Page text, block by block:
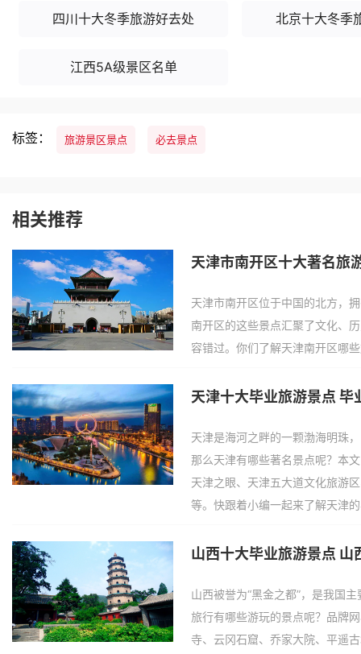
四川十大冬季旅游好去处 北京十大冬季
江西5A级景区名单
标签： 旅游景区景点 必去景点
相关推荐
天津市南开区十大著名旅
天津市南开区位于中国的北方，
南开区的这些景点汇聚了文化、
容错过。你们了解天津南开区哪
天津十大毕业旅游景点 毕
天津是海河之畔的一颗渤海明珠
那么天津有哪些著名景点呢？本
天津之眼、天津五大道文化旅游
等。快跟着小编一起来了解天津
山西十大毕业旅游景点 山
山西被誉为“黑金之都”，是我国
旅行有哪些游玩的景点呢？品牌
寺、云冈石窟、乔家大院、平遥